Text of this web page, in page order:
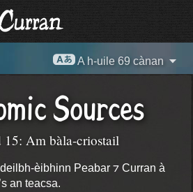
A h-uile 69 cànan
Sources
15: Am bàla-criostail
èibhinn Peabar ⁊ Curran à
an teacsa.